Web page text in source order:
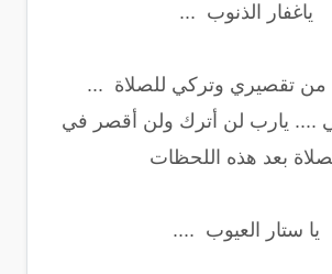
ياغفار الذنوب ...
من تقصيري وتركي للصلاة ...
.... يارب لن أترك ولن أقصر في
بعد هذه اللحظات
يا ستار العيوب ....